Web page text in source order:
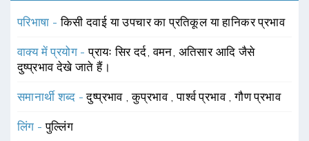
परिभाषा -किसी दवाई या उपचार का प्रतिकूल या हानिकर प्रभाव
वाक्य में प्रयोग -प्रायः सिर दर्द, वमन, अतिसार आदि जैसे
दुष्प्रभाव देखे जाते हैं।
समानार्थी शब्द -दुष्प्रभाव ,कुप्रभाव ,पार्श्व प्रभाव ,गौण प्रभाव
लिंग -पुल्लिंग